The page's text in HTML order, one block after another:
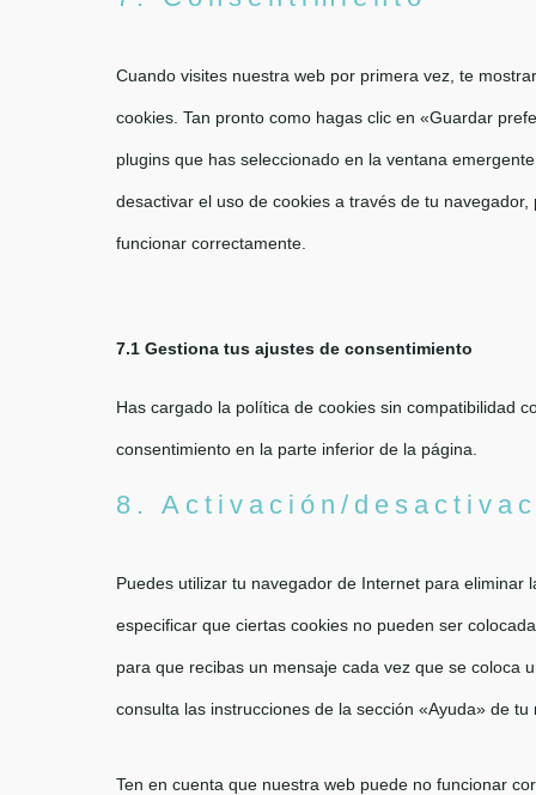
Cuando visites nuestra web por primera vez, te
cookies. Tan pronto como hagas clic en «Guardar
plugins que has seleccionado en la ventana
desactivar el uso de cookies a través de tu
funcionar correctamente.
7.1 Gestiona tus ajustes de consentimiento
Has cargado la política de cookies sin compatibilidad
consentimiento en la parte inferior de la página.
8. Activación/
Puedes utilizar tu navegador de Internet para eliminar
especificar que ciertas cookies no pueden ser
para que recibas un mensaje cada vez que se coloca
consulta las instrucciones de la sección «Ayuda» de tu
Ten en cuenta que nuestra web puede no funcionar